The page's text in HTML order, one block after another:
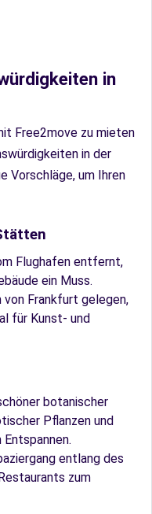
in
Free2move zu mieten
in der
Vorschläge, um Ihren
Flughafen entfernt,
ein Muss.
von Frankfurt gelegen,
für Kunst- und
botanischer
Pflanzen und
Entspannen.
entlang des
zum